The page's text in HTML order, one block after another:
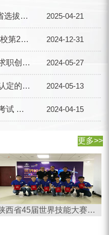
2025-04-21
第三届全国职业技能大赛陕西省选拔赛报名开始啦！
2024-12-31
关于20241125西安航天技工学校第2批（社会评价）职业技能等级认定 成绩的公示
2024-05-27
关于2025届毕业生申请西安市求职创业补贴的公示
2024-05-13
关于2024届学生职业技能等级认定的公告
2024-04-15
2024年陕西航天职工大学单招考试 递补预录取考生报到注册通知
更多>>
陕西省45届世界技能大赛获奖选手及指...